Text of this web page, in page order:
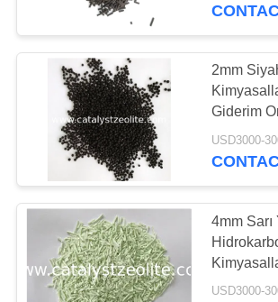
PRIVACY
POLICY
SAPO-34 Zeolit
TS-1 Zeolit
2mm
Giderim
4mm